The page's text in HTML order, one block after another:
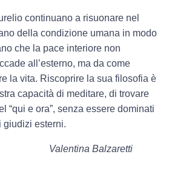
continuano a risuonare nel
della condizione umana in modo
che la pace interiore non
all’esterno, ma da come
la vita. Riscoprire la sua filosofia è
capacità di meditare, di trovare
“qui e ora”, senza essere dominati
giudizi esterni.
Valentina Balzaretti